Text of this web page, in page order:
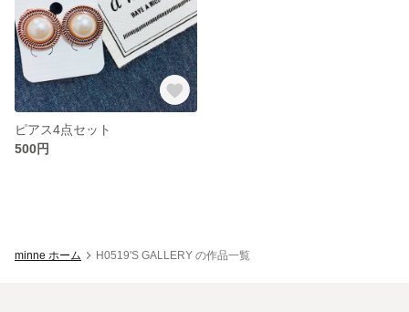
ピアス4点セット
500円
minne ホーム H0519'S GALLERY の作品一覧